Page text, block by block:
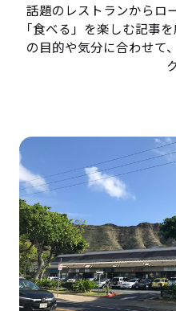
話題のレストランからロ
「食べる」を楽しむ記事
の目的や気分に合わせて